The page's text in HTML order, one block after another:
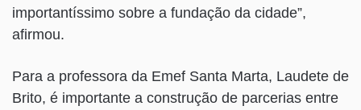
importantíssimo sobre a fundação da cidade”,
afirmou.
Para a professora da Emef Santa Marta, Laudete de
Brito, é importante a construção de parcerias entre